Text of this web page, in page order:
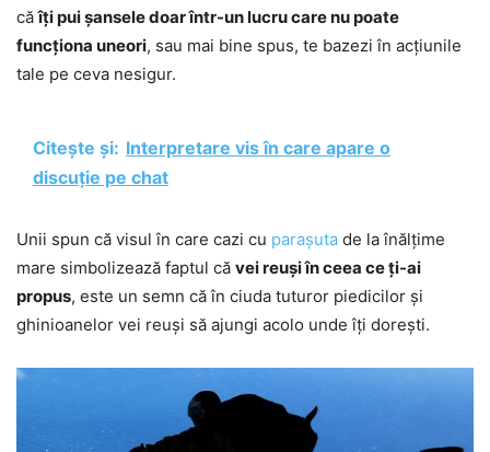
căîți pui șansele doar într-un lucru care nu poate
funcționa uneori, sau mai bine spus, te bazezi în acțiunile
tale pe ceva nesigur.
Citește și: Interpretare vis în care apare o
discuție pe chat
Unii spun că visul în care cazi cu parașuta de la înălțime
mare simbolizează faptul că vei reuși în ceea ce ți-ai
propus, este un semn că în ciuda tuturor piedicilor și
ghinioanelor vei reuși să ajungi acolo unde îți dorești.